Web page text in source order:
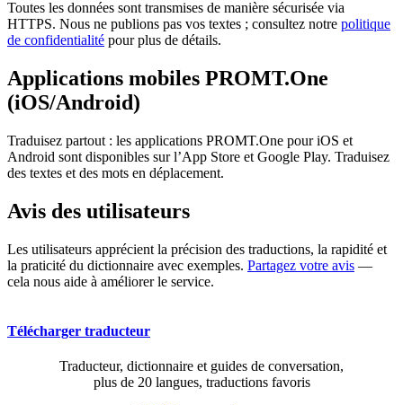
Toutes les données sont transmises de manière sécurisée via
HTTPS. Nous ne publions pas vos textes ; consultez notre politique
de confidentialité pour plus de détails.
Applications mobiles PROMT.One
(iOS/Android)
Traduisez partout : les applications PROMT.One pour iOS et
Android sont disponibles sur l’App Store et Google Play. Traduisez
des textes et des mots en déplacement.
Avis des utilisateurs
Les utilisateurs apprécient la précision des traductions, la rapidité et
la praticité du dictionnaire avec exemples. Partagez votre avis —
cela nous aide à améliorer le service.
Télécharger traducteur
Traducteur, dictionnaire et guides de conversation,
plus de 20 langues, traductions favoris